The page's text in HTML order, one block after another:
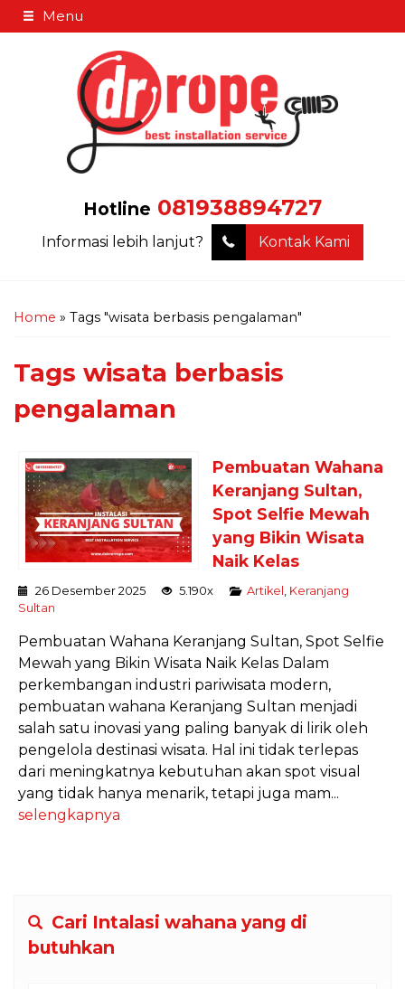
Menu
Hotline 081938894727
Informasi lebih lanjut? Kontak Kami
Home » Tags "wisata berbasis pengalaman"
Tags wisata berbasis
pengalaman
Pembuatan Wahana
Keranjang Sultan,
Spot Selfie Mewah
yang Bikin Wisata
Naik Kelas
26 Desember 2025 5.190x Artikel
Keranjang
Sultan
Pembuatan Wahana Keranjang Sultan, Spot Selfie
Mewah yang Bikin Wisata Naik Kelas Dalam
perkembangan industri pariwisata modern,
pembuatan wahana Keranjang Sultan menjadi
salah satu inovasi yang paling banyak di lirik oleh
pengelola destinasi wisata. Hal ini tidak terlepas
dari meningkatnya kebutuhan akan spot visual
yang tidak hanya menarik, tetapi juga mam...
selengkapnya
Cari Intalasi wahana yang di
butuhkan